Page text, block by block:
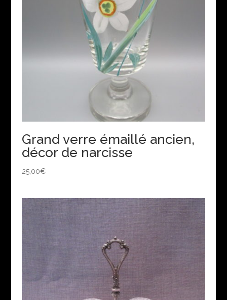
Grand verre émaillé ancien,
décor de narcisse
25,00€